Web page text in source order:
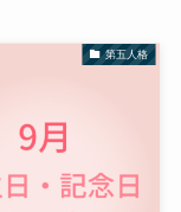
第五人格